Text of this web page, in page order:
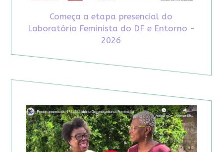
Começa a etapa presencial do
Laboratório Feminista do DF e Entorno -
2026